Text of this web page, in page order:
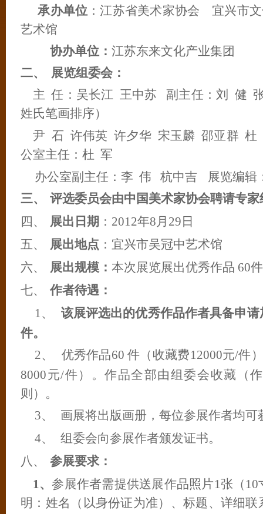
承办单位 ：江苏省美术家协会
宜兴市
艺术馆
协办单位： 江苏东来文化产业集团
二、
展览组委会：
主 任：吴长江 王中苏 副主任：刘 健
姓氏笔画排序）
尹 石 许伟英 许夕华 宋玉麟 邵亚群 杜
公室主任：杜 军
办公室副主任：李 伟 杭中吉
展览编辑
三、
评选委员会由中国美术家协会聘请专家
四、
展出日期 ： 2012年8月 29 日
五、
展出地点 ：宜兴市吴冠中艺术馆
六、
展出规模： 本次展览展出优秀作品 60
七、
作者待遇：
1、
该展评选出的优秀作品作者具备申
件。
2、 优秀作品60件（收藏费12000元/件
8000元/件）。作品全部由组委会收藏（
则）。
3、
画展将出版画册，每位参展作者均可
4、
组委会向参展作者颁发证书。
八、
参展要求：
1、参展作者需提供送展作品照片1张（ 10
明：姓名（以身份证为准）、标题、详细